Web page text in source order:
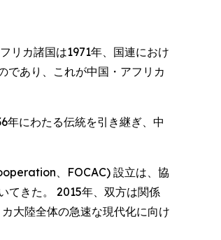
リカ諸国は1971年、国連におけ
であり、これが中国・アフリカ
にわたる伝統を引き継ぎ、中
、FOCAC) 設立は、協
てきた。 2015年、双方は関係
大陸全体の急速な現代化に向け